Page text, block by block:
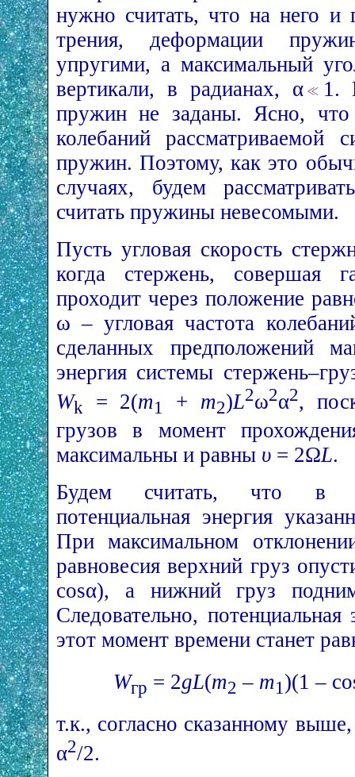
нужно считать, что на него и
трения, деформации
упругими, а максимальный
вертикали, в радианах, α
1.
пружин не заданы. Ясно,
колебаний рассматриваемой
пружин. Поэтому, как это
случаях, будем
считать пружины невесомыми.
Пусть угловая скорость
когда стержень, совершая
проходит через положение
ω – угловая частота
сделанных предположений
энергия системы
Wk = 2(m1 + m2)L2ω2α2,
грузов в момент
максимальны и равны υ = 2ΩL.
Будем считать, что в
потенциальная энергия
При максимальном
равновесия верхний груз
cosα), а нижний груз
Следовательно,
этот момент времени станет
Wгр = 2gL(m2 – m1)(1 –
т.к., согласно сказанному
α2/2.